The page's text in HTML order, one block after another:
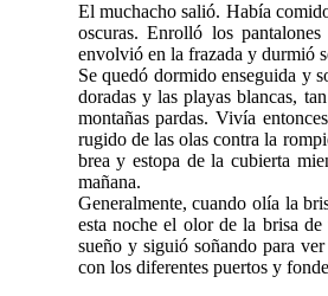
El muchacho salió. Había
oscuras. Enrolló los
envolvió en la frazada y durmió
Se quedó dormido enseguida y
doradas y las playas blancas,
montañas pardas. Vivía
rugido de las olas contra la
brea y estopa de la cubierta
mañana.
Generalmente, cuando olía la
esta noche el olor de la brisa
sueño y siguió soñando para
con los diferentes puertos y